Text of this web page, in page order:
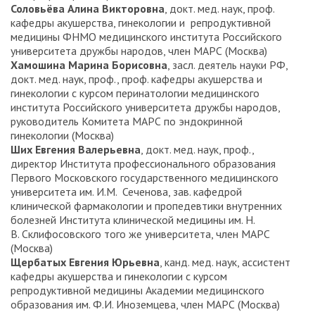
Соловьёва Алина Викторовна , докт. мед. наук, проф.
кафедры акушерства, гинекологии и репродуктивной
медицины ФНМО медицинского института Российского
университета дружбы народов, член МАРС (Москва)
Хамошина Марина Борисовна , засл. деятель науки РФ,
докт. мед. наук, проф., проф. кафедры акушерства и
гинекологии с курсом перинатологии медицинского
института Российского университета дружбы народов,
руководитель Комитета МАРС по эндокринной
гинекологии (Москва)
Ших Евгения Валерьевна , докт. мед. наук, проф.,
директор Института профессионального образования
Первого Московского государственного медицинского
университета им. И. М. Сеченова, зав. кафедрой
клинической фармакологии и пропедевтики внутренних
болезней Института клинической медицины им. Н.
В. Склифосовского того же университета, член МАРС
(Москва)
Щербатых Евгения Юрьевна , канд. мед. наук, ассистент
кафедры акушерства и гинекологии с курсом
репродуктивной медицины Академии медицинского
образования им. Ф. И. Иноземцева, член МАРС (Москва)